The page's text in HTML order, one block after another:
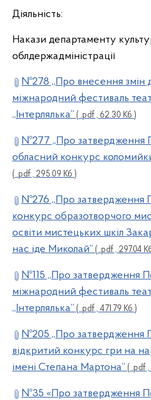
Діяльність:
Накази департаменту
облдержадміністрації
№278 „Про внесення змін
міжнародний фестиваль
„Інтерлялька” ( .pdf , 62.30 Кб )
№277 „Про затвердження
обласний конкурс
( .pdf , 295.09 Кб )
№276 „Про затвердження
конкурс образотворчого
освіти мистецьких шкіл
нас іде Миколай” ( .pdf , 297.04
№115 „Про затвердження
міжнародний фестиваль
„Інтерлялька” ( .pdf , 471.79 Кб )
№205 „Про затвердження
відкритий конкурс гри на
імені Степана Мартона” ( .pdf ,
№35 «Про затвердження